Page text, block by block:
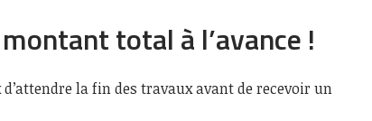
total à l’avance !
la fin des travaux avant de recevoir un